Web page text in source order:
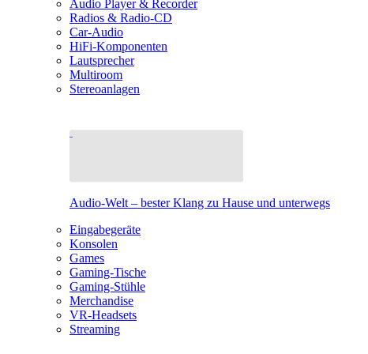
Audio Player & Recorder
Radios & Radio-CD
Car-Audio
HiFi-Komponenten
Lautsprecher
Multiroom
Stereoanlagen
Audio-Welt – bester Klang zu Hause und unterwegs
Eingabegeräte
Konsolen
Games
Gaming-Tische
Gaming-Stühle
Merchandise
VR-Headsets
Streaming